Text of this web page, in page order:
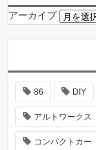
アーカイブ
86 DIY
アルトワークス
コンパクトカー